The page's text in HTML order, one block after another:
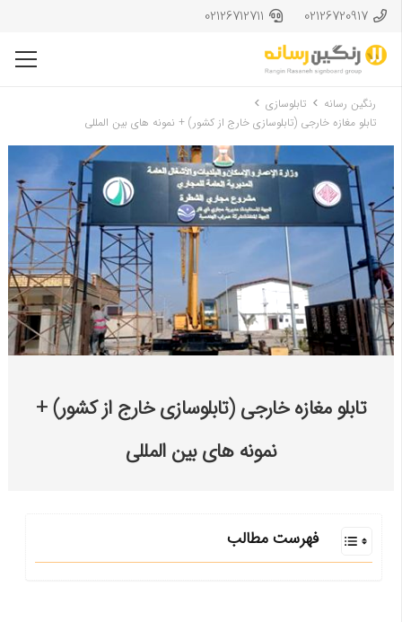
02126720917
02126712711
رنگین رسانه
تابلوسازی
تابلو مغازه خارجی (تابلوسازی خارج از کشور) + نمونه های بین المللی
تابلو مغازه خارجی (تابلوسازی خارج از کشور) +
نمونه های بین المللی
فهرست مطالب